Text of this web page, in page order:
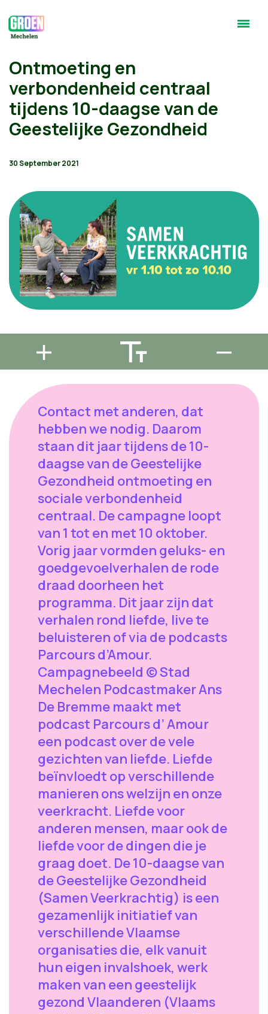
Ontmoeting en
verbondenheid centraal
tijdens 10-daagse van de
Geestelijke Gezondheid
30 September 2021
Contact met anderen, dat
hebben we nodig. Daarom
staan dit jaar tijdens de 10-
daagse van de Geestelijke
Gezondheid ontmoeting en
sociale verbondenheid
centraal. De campagne loopt
van 1 tot en met 10 oktober.
Vorig jaar vormden geluks- en
goedgevoelverhalen de rode
draad doorheen het
programma. Dit jaar zijn dat
verhalen rond liefde, live te
beluisteren of via de podcasts
Parcours d’Amour.
Campagnebeeld © Stad
Mechelen Podcastmaker Ans
De Bremme maakt met
podcast Parcours d’ Amour
een podcast over de vele
gezichten van liefde. Liefde
beïnvloedt op verschillende
manieren ons welzijn en onze
veerkracht. Liefde voor
anderen mensen, maar ook de
liefde voor de dingen die je
graag doet. De 10-daagse van
de Geestelijke Gezondheid
(Samen Veerkrachtig) is een
gezamenlijk initiatief van
verschillende Vlaamse
organisaties die, elk vanuit
hun eigen invalshoek, werk
maken van een geestelijk
gezond Vlaanderen (Vlaams